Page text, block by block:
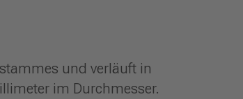
und verläuft in
im Durchmesser.